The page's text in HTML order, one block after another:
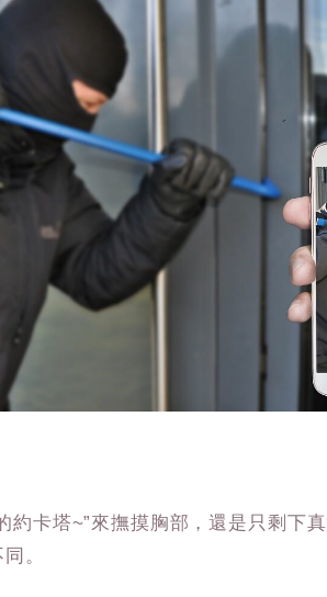
約卡塔~”來撫摸胸部，還是只剩下
。